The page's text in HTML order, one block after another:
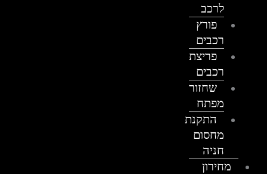
לרכב
פורץ
רכבים
פריצת
רכבים
שחזור
מפתח
התקנת
מחסום
מחירון